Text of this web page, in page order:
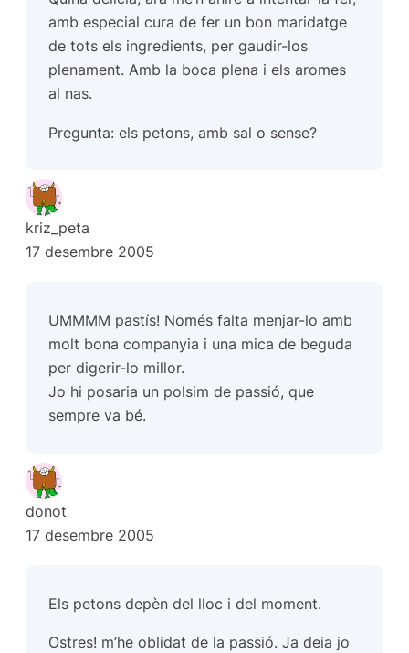
amb especial cura de fer un bon maridatge
de tots els ingredients, per gaudir-los
plenament. Amb la boca plena i els aromes
al nas.
Pregunta: els petons, amb sal o sense?
kriz_peta
17 desembre 2005
UMMMM pastís! Només falta menjar-lo amb
molt bona companyia i una mica de beguda
per digerir-lo millor.
Jo hi posaria un polsim de passió, que
sempre va bé.
donot
17 desembre 2005
Els petons depèn del lloc i del moment.
Ostres! m’he oblidat de la passió. Ja deia jo